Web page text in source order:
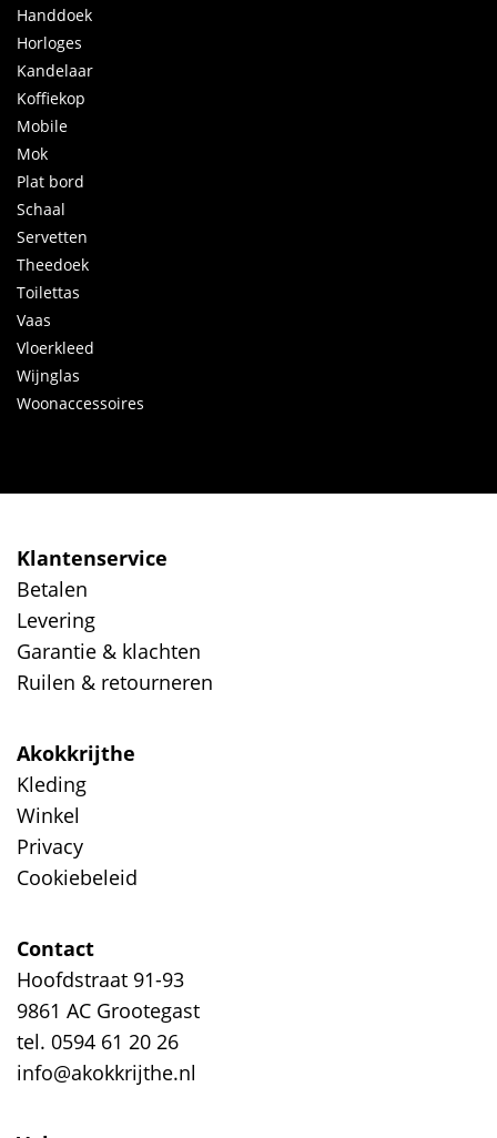
Handdoek
Horloges
Kandelaar
Koffiekop
Mobile
Mok
Plat bord
Schaal
Servetten
Theedoek
Toilettas
Vaas
Vloerkleed
Wijnglas
Woonaccessoires
Klantenservice
Betalen
Levering
Garantie & klachten
Ruilen & retourneren
Akokkrijthe
Kleding
Winkel
Privacy
Cookiebeleid
Contact
Hoofdstraat 91-93
9861 AC Grootegast
tel. 0594 61 20 26
info@akokkrijthe.nl